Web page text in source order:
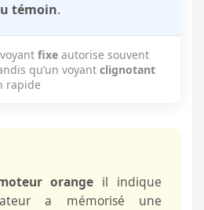
témoin.
fixe autorise souvent
qu’un voyant clignotant
rapide
orange il indique
a mémorisé une